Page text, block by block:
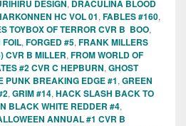
DESIGN, DRACULINA BLOOD
HC VOL 01, FABLES #160,
TOYBOX OF TERROR CVR B BOO,
, FORGED #5, FRANK MILLERS
CVR B MILLER, FROM WORLD OF
#2 CVR C HEPBURN, GHOST
PUNK BREAKING EDGE #1, GREEN
, GRIM #14, HACK SLASH BACK TO
BLACK WHITE REDDER #4,
ANNUAL #1 CVR B